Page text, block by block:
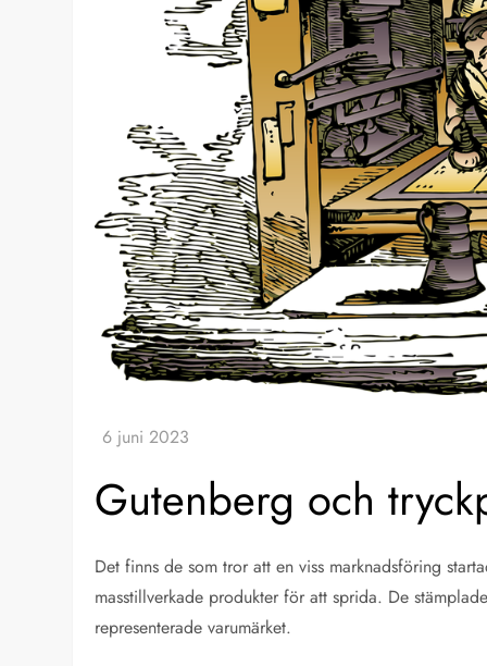
Gutenberg och
Det finns de som tror att en viss marknadsföring
masstillverkade produkter för att sprida. De
representerade varumärket.